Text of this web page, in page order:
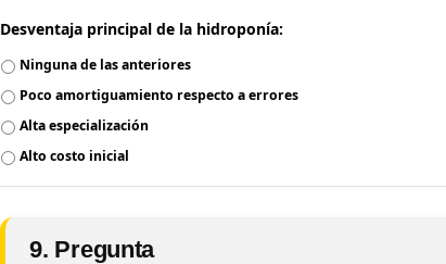
Desventaja principal de la hidroponía:
Ninguna de las anteriores
Poco amortiguamiento respecto a errores
Alta especialización
Alto costo inicial
9. Pregunta